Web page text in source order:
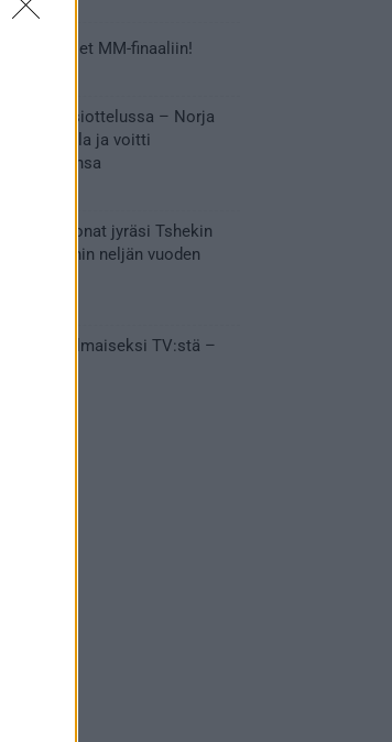
kentälliset MM-finaaliin!
pronssiottelussa – Norja
jatkoajalla ja voitti
mitalinsa
– Leijonat jyräsi Tshekin
neljän vuoden
näkyy ilmaiseksi TV:stä –
stream